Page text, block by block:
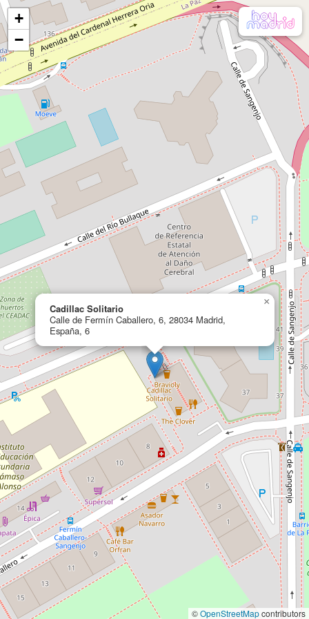
Cadillac Solitario
Calle de Fermín Caballero, 6, 28034 Madrid,
España, 6
×
+
−
©OpenStreetMapcontributors